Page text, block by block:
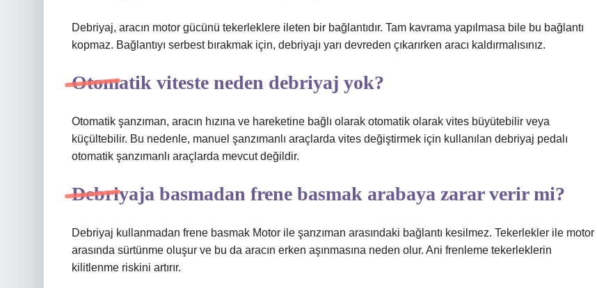
Debriyaj, aracın motor gücünü tekerleklere ileten bir bağlantıdır. Tam kavrama yapılmasa bile bu bağlantı
kopmaz. Bağlantıyı serbest bırakmak için, debriyajı yarı devreden çıkarırken aracı kaldırmalısınız.
Otomatik viteste neden debriyaj yok?
Otomatik şanzıman, aracın hızına ve hareketine bağlı olarak otomatik olarak vites büyütebilir veya
küçültebilir. Bu nedenle, manuel şanzımanlı araçlarda vites değiştirmek için kullanılan debriyaj pedalı
otomatik şanzımanlı araçlarda mevcut değildir.
Debriyaja basmadan frene basmak arabaya zarar verir mi?
Debriyaj kullanmadan frene basmak Motor ile şanzıman arasındaki bağlantı kesilmez. Tekerlekler ile motor
arasında sürtünme oluşur ve bu da aracın erken aşınmasına neden olur. Ani frenleme tekerleklerin
kilitlenme riskini artırır.